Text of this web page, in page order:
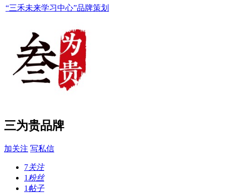
“三禾未来学习中心”品牌策划
三为贵品牌
加关注 写私信
7关注
1 粉丝
1 帖子